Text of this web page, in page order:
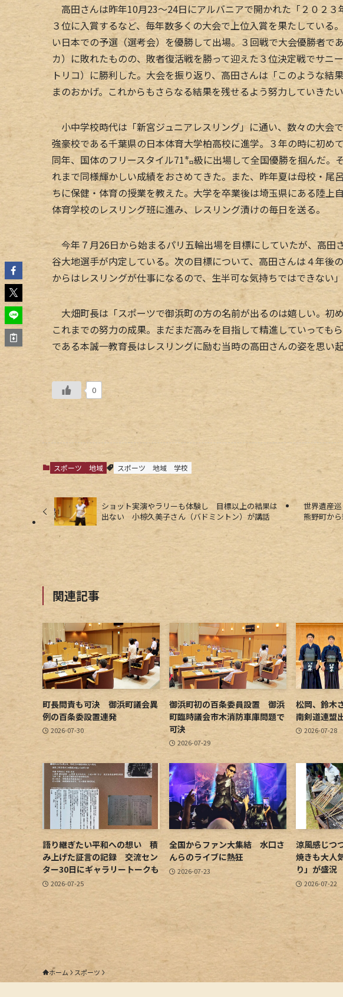
高田さんは昨年10月23～24日にアルバニアで開かれた「２０２
３位に入賞するなど、毎年数多くの大会で上位入賞を果たしている
い日本での予選（選考会）を優勝して出場。３回戦で大会優勝者で
カ）に敗れたものの、敗者復活戦を勝って迎えた３位決定戦でサニ
トリコ）に勝利した。大会を振り返り、高田さんは「このような結
まのおかげ。これからもさらなる結果を残せるよう努力していきたい
小中学校時代は「新宮ジュニアレスリング」に通い、数々の大会
強豪校である千葉県の日本体育大学柏高校に進学。３年の時に初め
同年、国体のフリースタイル71㌔級に出場して全国優勝を掴んだ。
れまで同様輝かしい成績をおさめてきた。また、昨年夏は母校・尾
ちに保健・体育の授業を教えた。大学を卒業後は埼玉県にある陸上
体育学校のレスリング班に進み、レスリング漬けの毎日を送る。
今年７月26日から始まるパリ五輪出場を目標にしていたが、高田
谷大地選手が内定している。次の目標について、高田さんは４年後
からはレスリングが仕事になるので、生半可な気持ちではできない」
大畑町長は「スポーツで御浜町の方の名前が出るのは嬉しい。初
これまでの努力の成果。まだまだ高みを目指して精進していっても
である本誠一教育長はレスリングに励む当時の高田さんの姿を思い
0
スポーツ 地域 スポーツ 地域 学校
ショット実演やラリーも体験し 目標以上の結果は
出ない 小椋久美子さん（バドミントン）が講話
世界遺産
熊野町か
関連記事
町長問責も可決 御浜町議会異
例の百条委設置連発
2026-07-30
御浜町初の百条委員設置 御浜
町臨時議会市木消防車庫問題で
可決
2026-07-29
松岡、鈴木
南剣道連盟
2026-07-28
語り継ぎたい平和への想い 積
み上げた証言の記録 交流セン
ター30日にギャラリートークも
2026-07-25
全国からファン大集結 水口さ
んらのライブに熱狂
2026-07-23
涼風感じつ
焼きも大人
り」が盛況
2026-07-22
ホーム スポーツ